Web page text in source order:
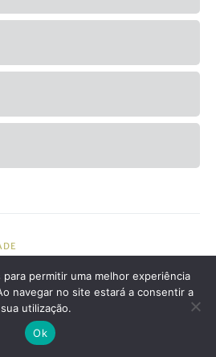
Dignas, protesto no ponto
de Portugal continental
permitir uma melhor experiência
navegar no site estará a consentir a
sua utilização.
Ok